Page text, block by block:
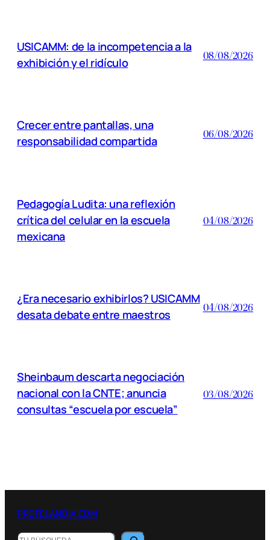
USICAMM: de la incompetencia a la
exhibición y el ridículo
08/08/2026
Crecer entre pantallas, una
responsabilidad compartida
06/08/2026
Pedagogía Ludita: una reflexión
crítica del celular en la escuela
mexicana
04/08/2026
¿Era necesario exhibirlos? USICAMM
desata debate entre maestros
04/08/2026
Sheinbaum descarta negociación
nacional con la CNTE; anuncia
consultas “escuela por escuela”
03/08/2026
PROFELANDIA.COM
B